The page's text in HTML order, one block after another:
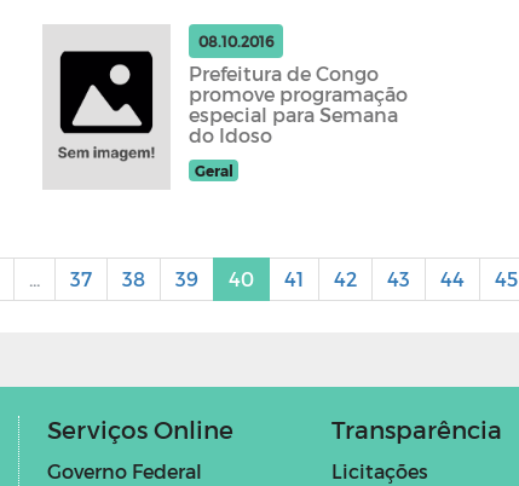
08.10.2016
Prefeitura de Congo
promove programação
especial para Semana
do Idoso
Geral
... 37 38 39 40 41 42 43 44 45
Serviços Online
Governo Federal
Transparência
Licitações